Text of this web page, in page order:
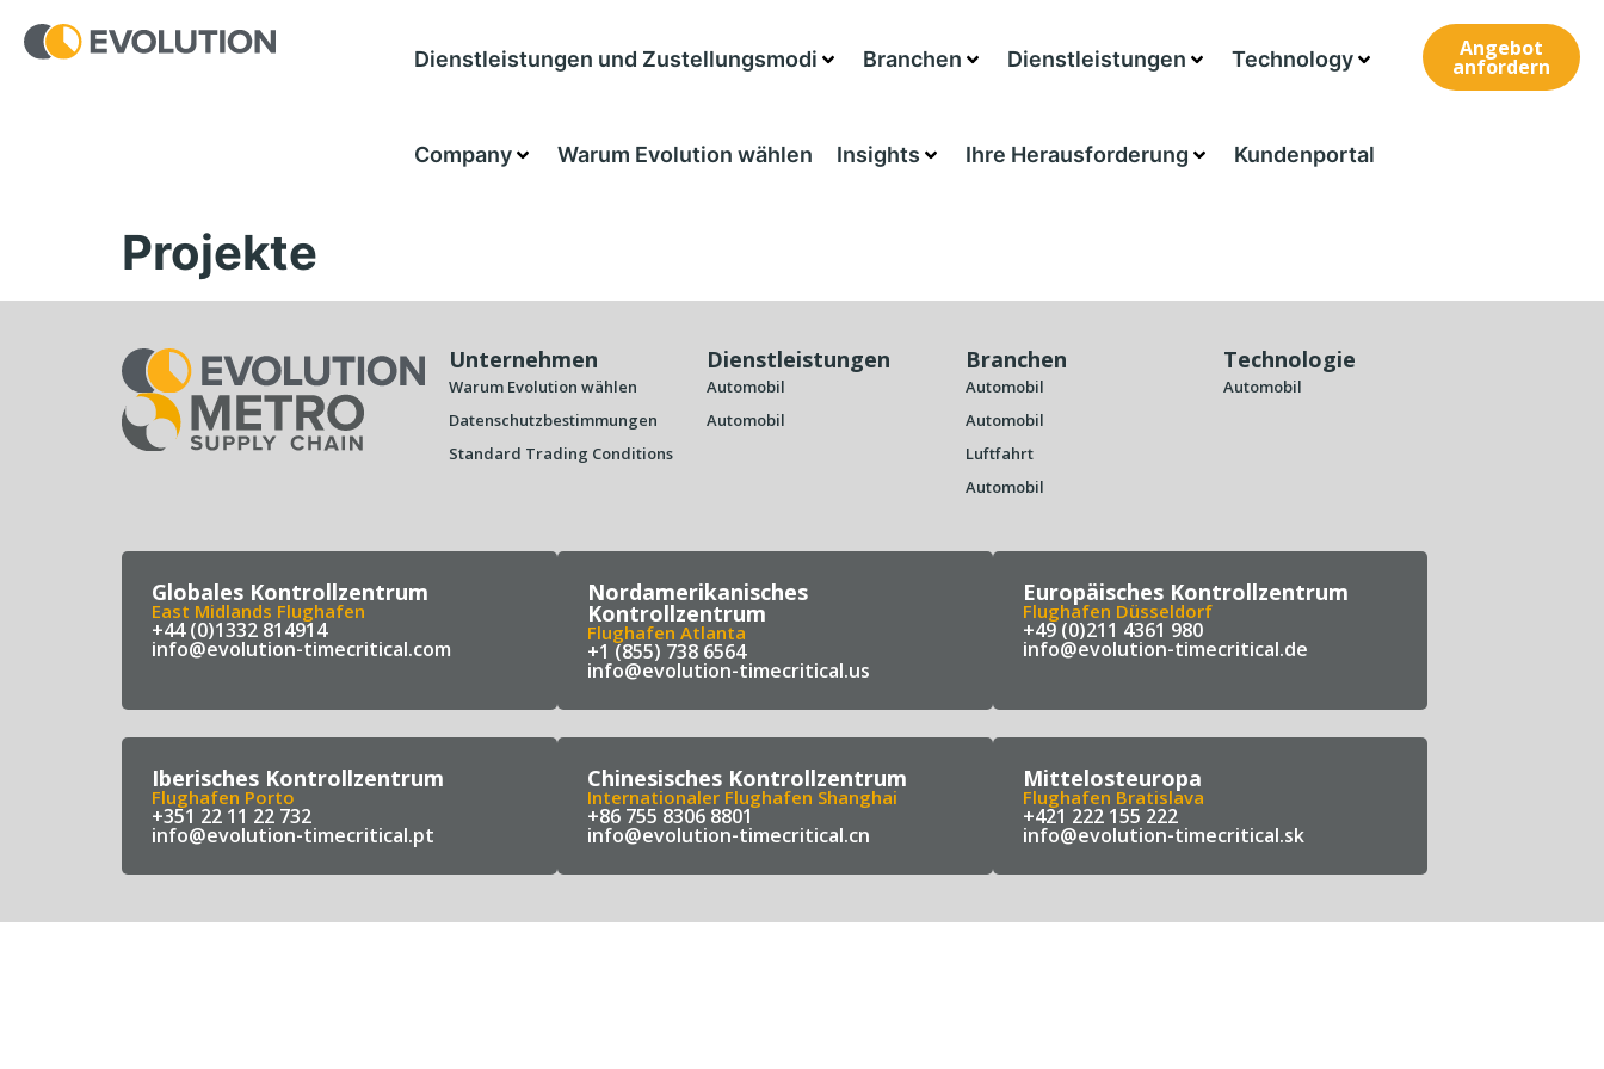
Dienstleistungen und Zustellungsmodi Branchen Dienstleistungen Technology
Company Warum Evolution wählen Insights Ihre Herausforderung Kundenportal
Angebot
anfordern
Projekte
Unternehmen
Warum Evolution wählen
Datenschutzbestimmungen
Standard Trading Conditions
Dienstleistungen
Automobil
Automobil
Branchen
Automobil
Automobil
Luftfahrt
Automobil
Technologie
Automobil
Globales Kontrollzentrum
East Midlands Flughafen
+44 (0)1332 814914
info@evolution-timecritical.com
Nordamerikanisches
Kontrollzentrum
Flughafen Atlanta
+1 (855) 738 6564
info@evolution-timecritical.us
Europäisches Kontrollzentrum
Flughafen Düsseldorf
+49 (0)211 4361 980
info@evolution-timecritical.de
Iberisches Kontrollzentrum
Flughafen Porto
+351 22 11 22 732
info@evolution-timecritical.pt
Chinesisches Kontrollzentrum
Internationaler Flughafen Shanghai
+86 755 8306 8801
info@evolution-timecritical.cn
Mittelosteuropa
Flughafen Bratislava
+421 222 155 222
info@evolution-timecritical.sk